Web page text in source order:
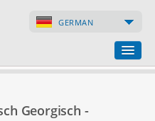
GERMAN
Georgisch -